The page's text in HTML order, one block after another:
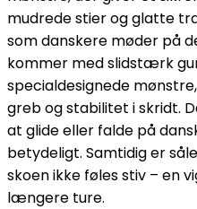
mudrede stier og glatte
som danskere møder på
kommer med slidstærk
specialdesignede
greb og stabilitet i skridt.
at glide eller falde på
betydeligt. Samtidig er
skoen ikke føles stiv – en
længere ture.